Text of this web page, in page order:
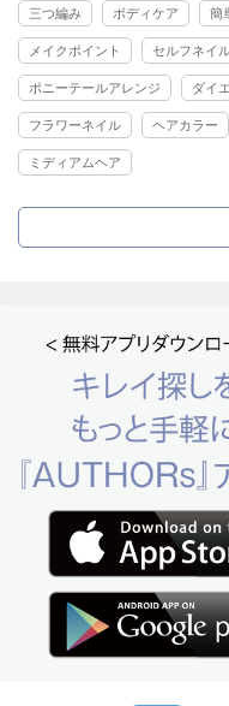
三つ編み ボディケア 簡
メイクポイント セルフネイ
ポニーテールアレンジ ダイ
フラワーネイル ヘアカラー
ミディアムヘア